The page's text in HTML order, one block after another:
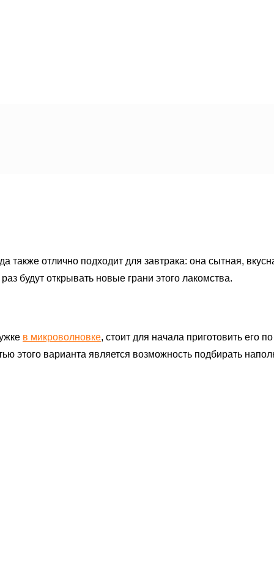
также отлично подходит для завтрака: она сытная,
будут открывать новые грани этого лакомства.
в микроволновке, стоит для начала приготовить его
этого варианта является возможность подбирать